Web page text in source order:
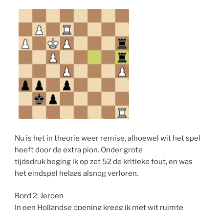
Nu is het in theorie weer remise, alhoewel wit het spel
heeft door de extra pion. Onder grote
tijdsdruk beging ik op zet 52 de kritieke fout, en was
het eindspel helaas alsnog verloren.
Bord 2: Jeroen
In een Hollandse opening kreeg ik met wit ruimte